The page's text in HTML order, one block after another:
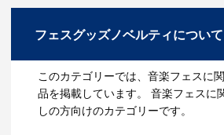
・ボランティア活動・地域貢献活動の
・フェスなどでのオリジナルアーティス
ご検討の際にサンプルご希望のお客様
フェスグッズノベルティについて
このカテゴリーでは、音楽フェスに
品を掲載しています。 音楽フェスに
しの方向けのカテゴリーです。